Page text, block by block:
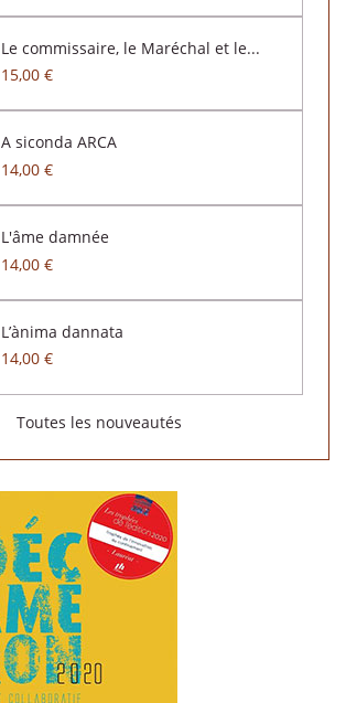
Le commissaire, le Maréchal et le...
15,00 €
A siconda ARCA
14,00 €
L'âme damnée
14,00 €
L’ànima dannata
14,00 €
Toutes les nouveautés